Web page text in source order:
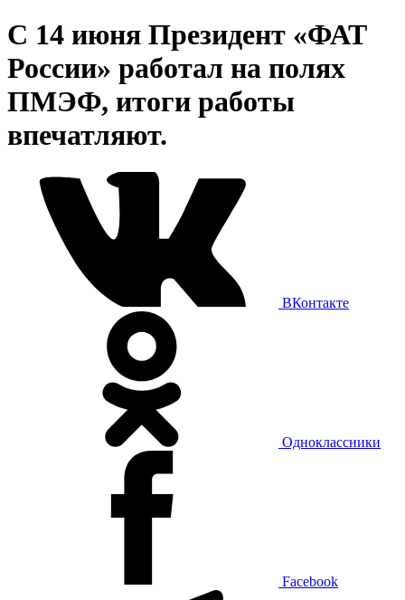
С 14 июня Президент «ФАТ
России» работал на полях
ПМЭФ, итоги работы
впечатляют.
ВКонтакте
Одноклассники
Facebook